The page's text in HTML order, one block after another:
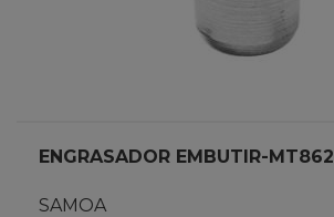
ENGRASADOR EMBUTIR-MT862
SAMOA